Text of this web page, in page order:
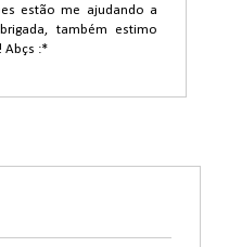
estão me ajudando a
também estimo
Abçs :*